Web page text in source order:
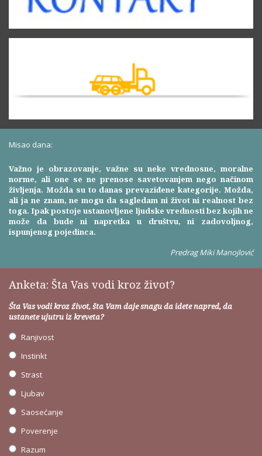
Misao dana:
Važno je obrazovanje, važne su neke vrednosne, moralne
norme, ali one se ne prenose savetovanjem nego načinom
življenja. Možda su to danas prevaziđene kategorije. Možda,
ali ja ne znam, ne mogu da sagledam ni život ni realnost bez
toga. Ipak postoje ustanovljene ljudske vrednosti bez kojih ne
može da bude ni napretka u društvu, ni zadovoljnog,
ispunjenog pojedinca.
Predrag Miki Manojlović
Anketa: Šta Vas vodi kroz život?
Šta Vas vodi kroz život, šta Vam daje snagu da idete napred, da
ustanete ujutru iz kreveta?
Ranjivost
Instinkt
Strast
Ljubav
Saosećanje
Poverenje
Razum